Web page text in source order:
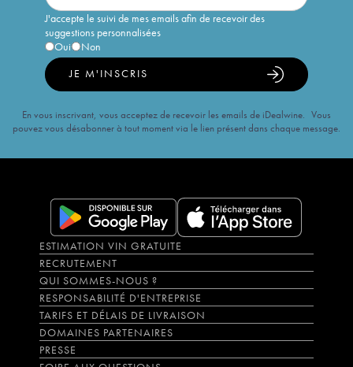
J'accepte le suivi de mes emails afin de recevoir des
suggestions personnalisées
Oui
Non
JE M'INSCRIS
En vous inscrivant, vous acceptez de recevoir les emails de iDealwine. Vous
pouvez vous désabonner à tout moment via le lien présent dans chaque message.
ESTIMATION VIN GRATUITE
RECRUTEMENT
QUI SOMMES-NOUS ?
RESPONSABILITÉ D'ENTREPRISE
TARIFS ET DÉLAIS DE LIVRAISON
DOMAINES PARTENAIRES
PRESSE